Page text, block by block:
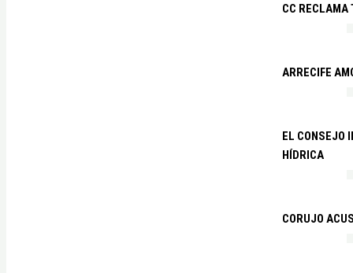
CC RECLAMA
ARRECIFE
EL CONSEJO
HÍDRICA
CORUJO